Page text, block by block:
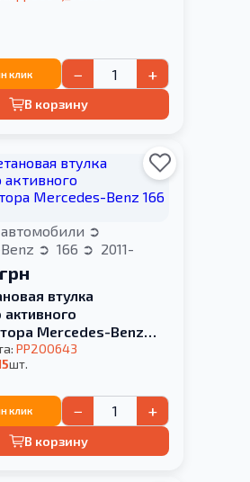
клик − +
В корзину
166 2011-
втулка
Mercedes-Benz
PP200643
шт.
клик − +
В корзину